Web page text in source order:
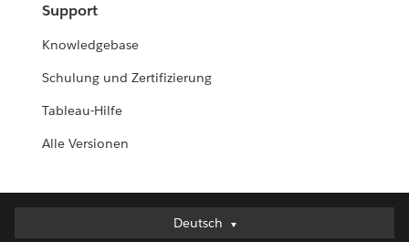
Support
Knowledgebase
Schulung und Zertifizierung
Tableau-Hilfe
Alle Versionen
Deutsch
Deutsch